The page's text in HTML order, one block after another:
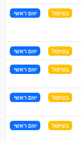
בטיפול יוזם ראשי
בטיפול יוזם ראשי
בטיפול יוזם ראשי
בטיפול יוזם ראשי
בטיפול יוזם ראשי